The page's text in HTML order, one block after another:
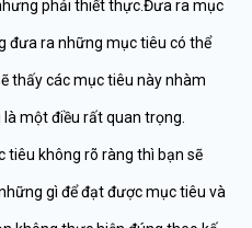
phải thiết thực.Đưa ra mục
đưa ra những mục tiêu có thể
thấy các mục tiêu này nhàm
một điều rất quan trọng.
tiêu không rõ ràng thì bạn sẽ
gì để đạt được mục tiêu và